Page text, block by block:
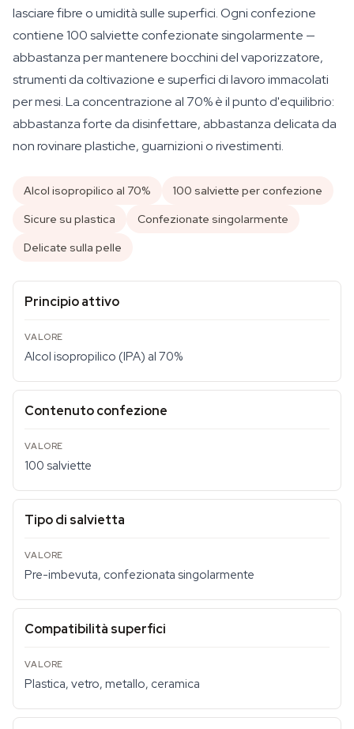
lasciare fibre o umidità sulle superfici. Ogni confezione
contiene 100 salviette confezionate singolarmente —
abbastanza per mantenere bocchini del vaporizzatore,
strumenti da coltivazione e superfici di lavoro immacolati
per mesi. La concentrazione al 70% è il punto d'equilibrio:
abbastanza forte da disinfettare, abbastanza delicata da
non rovinare plastiche, guarnizioni o rivestimenti.
Alcol isopropilico al 70%
100 salviette per confezione
Sicure su plastica
Confezionate singolarmente
Delicate sulla pelle
Principio attivo
Alcol isopropilico (IPA) al 70%
Contenuto confezione
100 salviette
Tipo di salvietta
Pre-imbevuta, confezionata singolarmente
Compatibilità superfici
Plastica, vetro, metallo, ceramica